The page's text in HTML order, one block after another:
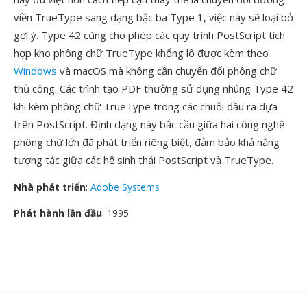
viền TrueType sang dạng bậc ba Type 1, việc này sẽ loại bỏ
gợi ý. Type 42 cũng cho phép các quy trình PostScript tích
hợp kho phông chữ TrueType khổng lồ được kèm theo
Windows và macOS mà không cần chuyển đổi phông chữ
thủ công. Các trình tạo PDF thường sử dụng nhúng Type 42
khi kèm phông chữ TrueType trong các chuỗi đầu ra dựa
trên PostScript. Định dạng này bắc cầu giữa hai công nghệ
phông chữ lớn đã phát triển riêng biệt, đảm bảo khả năng
tương tác giữa các hệ sinh thái PostScript và TrueType.
Nhà phát triển: Adobe Systems
Phát hành lần đầu: 1995